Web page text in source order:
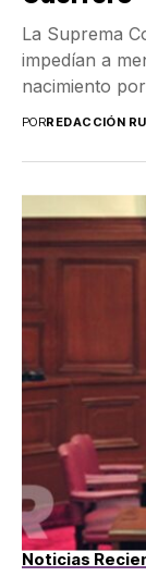
La Suprema
impedían a
nacimiento
PORREDACCIÓN
Noticias